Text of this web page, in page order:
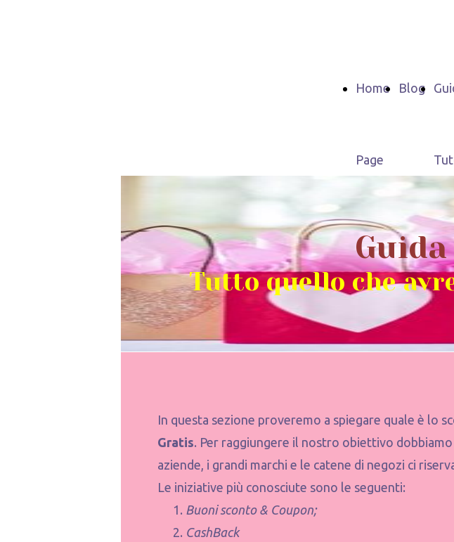
Home
Page
Blog
Tutto quello che
In questa sezione proveremo a spiegare quale è lo
Gratis. Per raggiungere il nostro obiettivo
aziende, i grandi marchi e le catene di negozi ci
Le iniziative più conosciute sono le seguenti:
Buoni sconto & Coupon;
CashBack